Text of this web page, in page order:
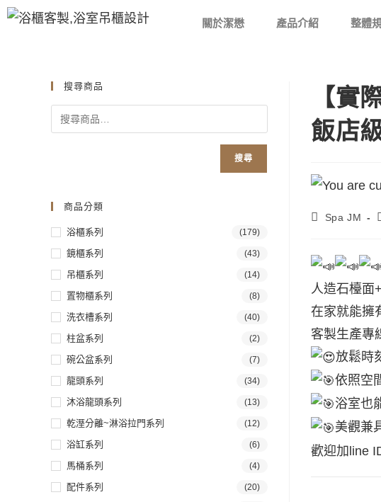
關於潔懋 產品介紹 整體
【實
飯店
Spa JM
人造石檯面
在家就能擁
客製生產專
放鬆時
依照空
浴室也
美觀兼
歡迎加line
搜尋商品
搜尋
商品分類
浴櫃系列 (179)
鏡櫃系列 (43)
吊櫃系列 (14)
置物櫃系列 (8)
洗衣槽系列 (40)
柱盆系列 (2)
碗公盆系列 (7)
龍頭系列 (34)
沐浴龍頭系列 (13)
乾溼分離~淋浴拉門系列 (12)
浴缸系列 (6)
馬桶系列 (4)
配件系列 (20)